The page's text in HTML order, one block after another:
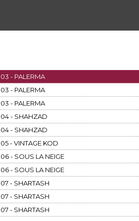
- PALERMA
- PALERMA
- PALERMA
- SHAHZAD
- SHAHZAD
- VINTAGE KOD
- SOUS LA NEIGE
- SOUS LA NEIGE
- SHARTASH
- SHARTASH
- SHARTASH